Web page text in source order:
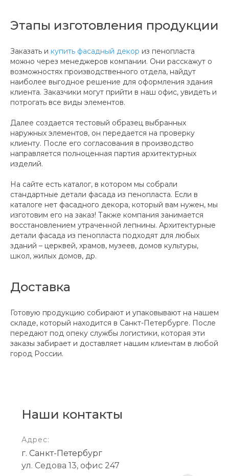
Этапы изготовления продукции
Заказать и купить фасадный декор из пенопласта
можно через менеджеров компании. Они расскажут о
возможностях производственного отдела, найдут
наиболее выгодное решение для оформления здания
клиента. Заказчики могут прийти в наш офис, увидеть и
потрогать все виды элементов.
Далее создается тестовый образец выбранных
наружных элементов, он передается на проверку
клиенту. После его согласования в производство
направляется полноценная партия архитектурных
изделий.
На сайте есть каталог, в котором мы собрали
стандартные детали фасада из пенопласта. Если в
каталоге нет фасадного декора, который вам нужен, мы
изготовим его на заказ! Также компания занимается
восстановлением утраченной лепнины. Архитектурные
детали фасада из пенопласта подходят для любых
зданий – церквей, храмов, музеев, домов культуры,
школ, жилых домов, др.
Доставка
Готовую продукцию собирают и упаковывают на нашем
складе, который находится в Санкт-Петербурге. После
передают под опеку службы логистики, которая эти
заказы забирает и доставляет нашим клиентам в любой
город России.
Наши контакты
Адрес:
г. Санкт-Петербург
ул. Седова 13, офис 247